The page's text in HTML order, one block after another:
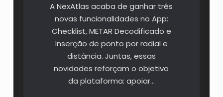
A NexAtlas acaba de ganhar três
novas funcionalidades no App:
Checklist, METAR Decodificado e
Inserção de ponto por radial e
distância. Juntas, essas
novidades reforçam o objetivo
da plataforma: apoiar…